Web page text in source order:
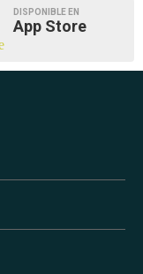
DISPONIBLE EN
App Store